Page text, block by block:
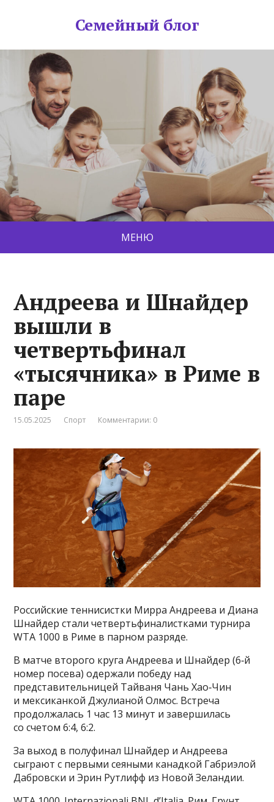
Семейный блог
МЕНЮ
Андреева и Шнайдер
вышли в
четвертьфинал
«тысячника» в Риме в
паре
15.05.2025 Спорт Комментарии: 0
Российские теннисистки Мирра Андреева и Диана
Шнайдер стали четвертьфиналистками турнира
WTA 1000 в Риме в парном разряде.
В матче второго круга Андреева и Шнайдер (6‑й
номер посева) одержали победу над
представительницей Тайваня Чань Хао‑Чин
и мексиканкой Джулианой Олмос. Встреча
продолжалась 1 час 13 минут и завершилась
со счетом 6:4, 6:2.
За выход в полуфинал Шнайдер и Андреева
сыграют с первыми сеяными канадкой Габриэлой
Дабровски и Эрин Рутлифф из Новой Зеландии.